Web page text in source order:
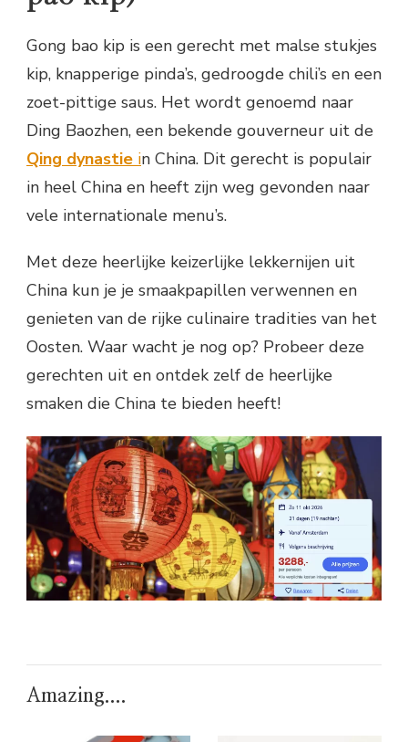
Gong bao kip is een gerecht met malse stukjes
kip, knapperige pinda’s, gedroogde chili’s en een
zoet-pittige saus. Het wordt genoemd naar
Ding Baozhen, een bekende gouverneur uit de
Qing dynastie in China. Dit gerecht is populair
in heel China en heeft zijn weg gevonden naar
vele internationale menu’s.
Met deze heerlijke keizerlijke lekkernijen uit
China kun je je smaakpapillen verwennen en
genieten van de rijke culinaire tradities van het
Oosten. Waar wacht je nog op? Probeer deze
gerechten uit en ontdek zelf de heerlijke
smaken die China te bieden heeft!
Amazing....